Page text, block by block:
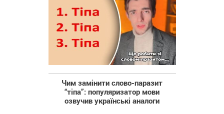
Чим замінити слово-паразит
“тіпа”: популяризатор мови
озвучив українські аналоги